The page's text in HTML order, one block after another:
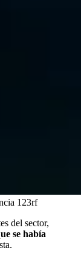
123rf
del sector,
se había